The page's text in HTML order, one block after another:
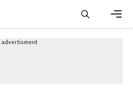
advertisment